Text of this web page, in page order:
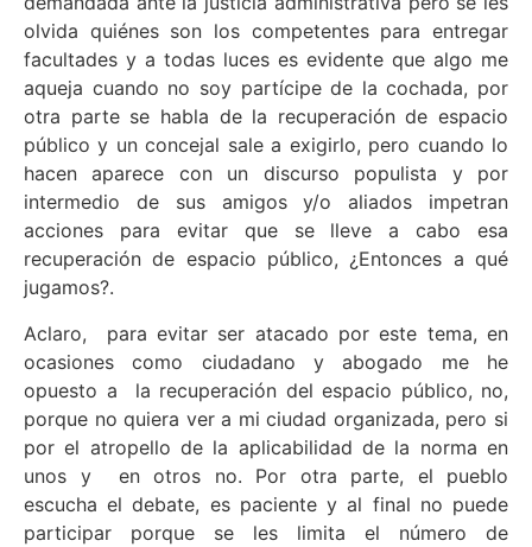
olvida quiénes son los competentes para entregar
facultades y a todas luces es evidente que algo me
aqueja cuando no soy partícipe de la cochada, por
otra parte se habla de la recuperación de espacio
público y un concejal sale a exigirlo, pero cuando lo
hacen aparece con un discurso populista y por
intermedio de sus amigos y/o aliados impetran
acciones para evitar que se lleve a cabo esa
recuperación de espacio público, ¿Entonces a qué
jugamos?.
Aclaro, para evitar ser atacado por este tema, en
ocasiones como ciudadano y abogado me he
opuesto a la recuperación del espacio público, no,
porque no quiera ver a mi ciudad organizada, pero si
por el atropello de la aplicabilidad de la norma en
unos y en otros no. Por otra parte, el pueblo
escucha el debate, es paciente y al final no puede
participar porque se les limita el número de